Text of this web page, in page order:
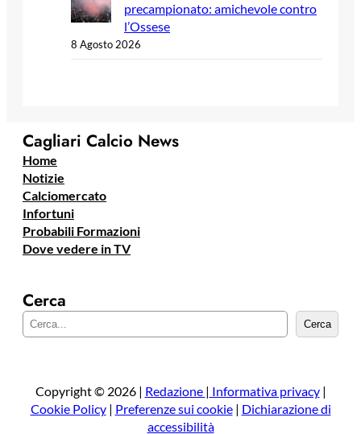
precampionato: amichevole contro
l’Ossese
8 Agosto 2026
Cagliari Calcio News
Home
Notizie
Calciomercato
Infortuni
Probabili Formazioni
Dove vedere in TV
Cerca
e
a
Cerca
Copyright © 2026 | Redazione | Informativa privacy|
Cookie Policy| Preferenze sui cookie| Dichiarazione di
accessibilità